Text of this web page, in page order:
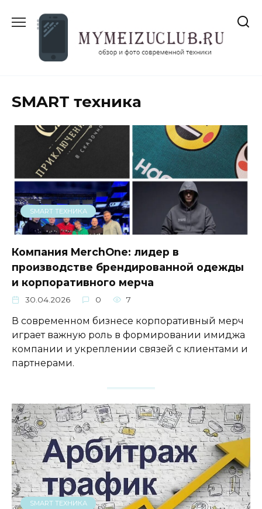
содержанию
SMART техника
SMART ТЕХНИКА
Компания MerchOne: лидер в
производстве брендированной одежды
и корпоративного мерча
30.04.2026 0 7
В современном бизнесе корпоративный мерч
играет важную роль в формировании имиджа
компании и укреплении связей с клиентами и
партнерами.
SMART ТЕХНИКА